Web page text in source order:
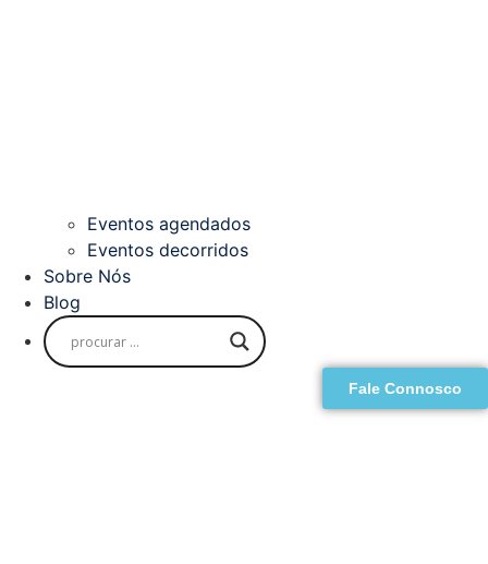
Eventos agendados
Eventos decorridos
Sobre Nós
Blog
Fale Connosco